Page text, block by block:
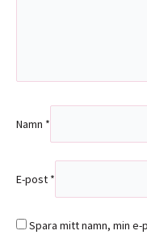
Namn *
E-post *
Spara mitt namn, min